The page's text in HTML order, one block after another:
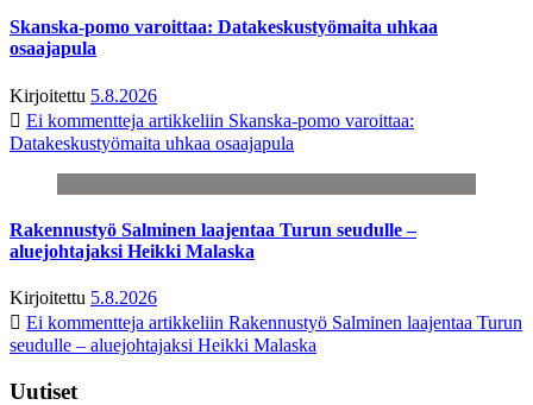
Skanska-pomo varoittaa: Datakeskustyömaita uhkaa
osaajapula
Kirjoitettu 5.8.2026
Ei kommentteja artikkeliin Skanska-pomo varoittaa:
Datakeskustyömaita uhkaa osaajapula
Rakennustyö Salminen laajentaa Turun seudulle –
aluejohtajaksi Heikki Malaska
Kirjoitettu 5.8.2026
Ei kommentteja artikkeliin Rakennustyö Salminen laajentaa Turun
seudulle – aluejohtajaksi Heikki Malaska
Uutiset